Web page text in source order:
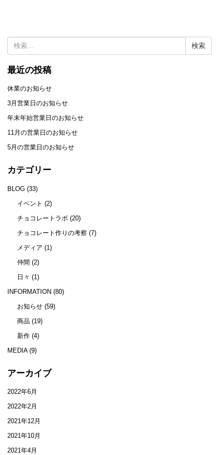
索:
最近の投稿
休業のお知らせ
3月営業日のお知らせ
年末年始営業日のお知らせ
11月の営業日のお知らせ
5月の営業日のお知らせ
カテゴリー
BLOG (33)
イベント (2)
チョコレートラボ (20)
チョコレート作りの考察 (7)
メディア (1)
仲間 (2)
日々 (1)
INFORMATION (80)
お知らせ(59)
商品 (19)
新作(4)
MEDIA(9)
アーカイブ
2022年6月
2022年2月
2021年12月
2021年10月
2021年4月